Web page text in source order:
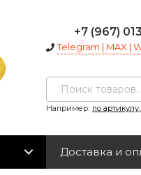
+7 (967)
Telegram | MAX |
Например: по
Доставка и